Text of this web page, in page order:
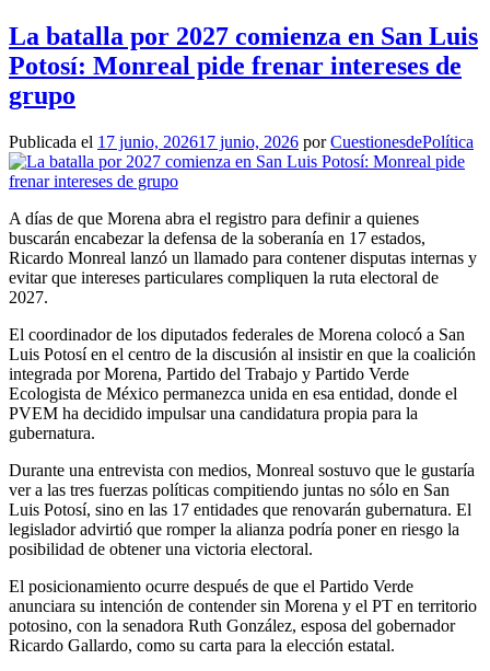
La batalla por 2027 comienza en San Luis
Potosí: Monreal pide frenar intereses de
grupo
Publicada el 17 junio, 202617 junio, 2026 porCuestionesdePolítica
A días de que Morena abra el registro para definir a quienes
buscarán encabezar la defensa de la soberanía en 17 estados,
Ricardo Monreal lanzó un llamado para contener disputas internas y
evitar que intereses particulares compliquen la ruta electoral de
2027.
El coordinador de los diputados federales de Morena colocó a San
Luis Potosí en el centro de la discusión al insistir en que la coalición
integrada por Morena, Partido del Trabajo y Partido Verde
Ecologista de México permanezca unida en esa entidad, donde el
PVEM ha decidido impulsar una candidatura propia para la
gubernatura.
Durante una entrevista con medios, Monreal sostuvo que le gustaría
ver a las tres fuerzas políticas compitiendo juntas no sólo en San
Luis Potosí, sino en las 17 entidades que renovarán gubernatura. El
legislador advirtió que romper la alianza podría poner en riesgo la
posibilidad de obtener una victoria electoral.
El posicionamiento ocurre después de que el Partido Verde
anunciara su intención de contender sin Morena y el PT en territorio
potosino, con la senadora Ruth González, esposa del gobernador
Ricardo Gallardo, como su carta para la elección estatal.